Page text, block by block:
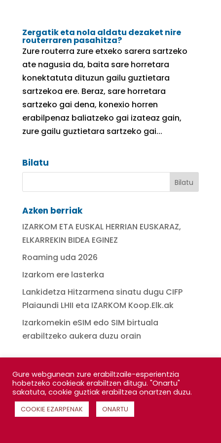
Zergatik eta nola aldatu dezaket nire
routerraren pasahitza?
Zure routerra zure etxeko sarera sartzeko
ate nagusia da, baita sare horretara
konektatuta dituzun gailu guztietara
sartzekoa ere. Beraz, sare horretara
sartzeko gai dena, konexio horren
erabilpenaz baliatzeko gai izateaz gain,
zure gailu guztietara sartzeko gai...
Bilatu
Azken berriak
IZARKOM ETA EUSKAL HERRIAN EUSKARAZ,
ELKARREKIN BIDEA EGINEZ
Roaming uda 2026
Izarkom ere lasterka
Lankidetza Hitzarmena sinatu dugu CIFP
Plaiaundi LHII eta IZARKOM Koop.Elk.ak
Izarkomekin eSIM edo SIM birtuala
erabiltzeko aukera duzu orain
Gure webgunean zure erabiltzaile-esperientzia
hobetzeko cookieak erabiltzen ditugu. "Onartu"
sakatuta, cookie guztiak erabiltzea onartzen duzu.
COOKIE EZARPENAK ONARTU